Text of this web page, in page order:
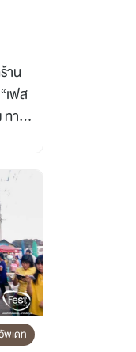
าน
เฟส
พเดท